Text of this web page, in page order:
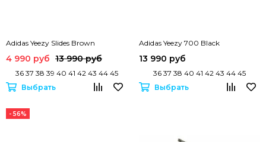
Adidas Yeezy Slides Brown
4 990 руб 13 990 руб
36 37 38 39 40 41 42 43 44 45
Выбрать
Adidas Yeezy 700 Black
13 990 руб
36 37 38 40 41 42 43 44 45
Выбрать
- 56%